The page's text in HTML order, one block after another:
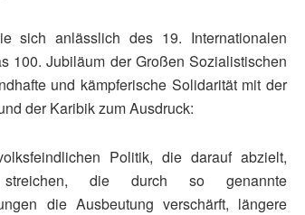
sich anlässlich des 19. Internationalen
100. Jubiläum der Großen Sozialistischen
und kämpferische Solidarität mit der
der Karibik zum Ausdruck:
Politik, die darauf abzielt,
streichen, die durch so genannte
die Ausbeutung verschärft, längere